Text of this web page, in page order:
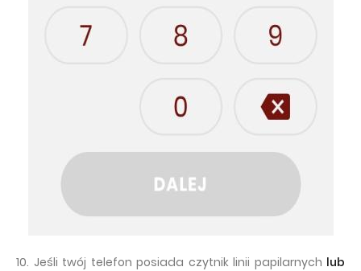
10. Jeśli twój telefon posiada czytnik linii papilarnych lub